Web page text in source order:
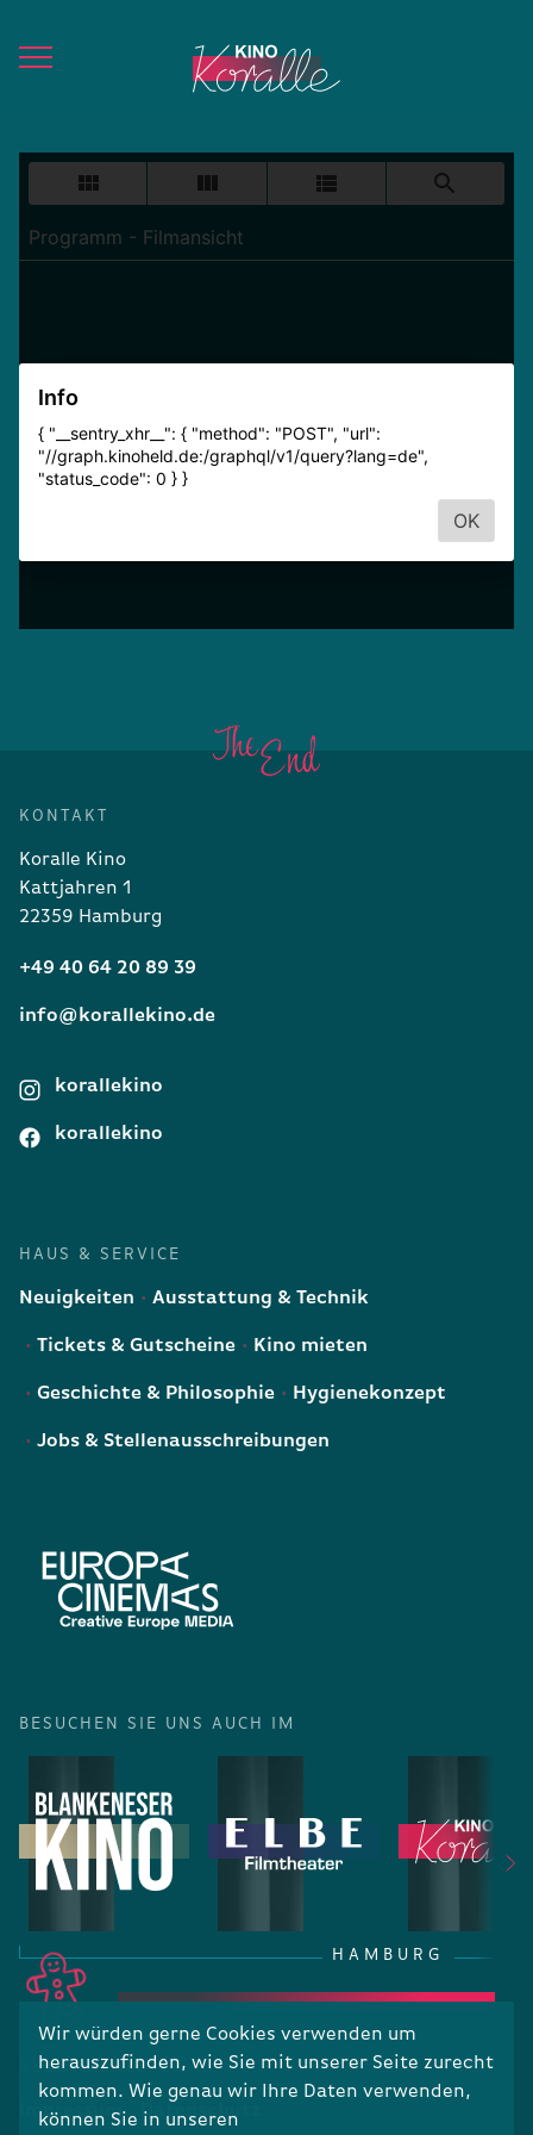
Wir würden gerne Cookies verwenden um
herauszufinden, wie Sie mit unserer Seite zurecht
kommen. Wie genau wir Ihre Daten verwenden,
können Sie in unseren
KONTAKT
Koralle Kino
Kattjahren 1
22359 Hamburg
+49 40 64 20 89 39
info@korallekino.de
korallekino
korallekino
HAUS & SERVICE
Neuigkeiten Ausstattung & Technik
Tickets & Gutscheine Kino mieten
Geschichte & Philosophie Hygienekonzept
Jobs & Stellenausschreibungen
BESUCHEN SIE UNS AUCH IM
HAMBURG
RECHTLICHES
Impressum Datenschutz